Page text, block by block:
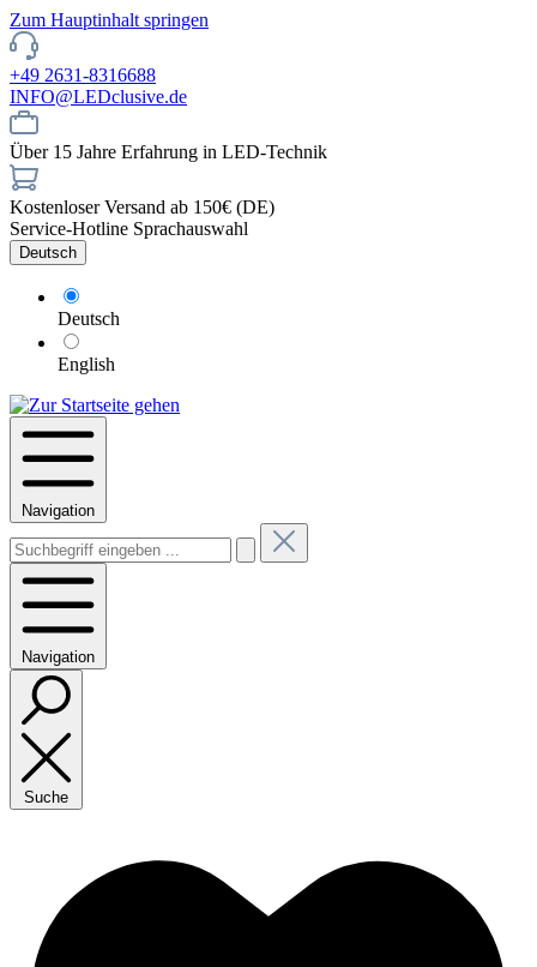
Zum Hauptinhalt springen
+49 2631-8316688
INFO@LEDclusive.de
Über 15 Jahre Erfahrung in LED-Technik
Kostenloser Versand ab 150€ (DE)
Service-Hotline Sprachauswahl
Deutsch
Deutsch
English
Navigation
Navigation
Suche